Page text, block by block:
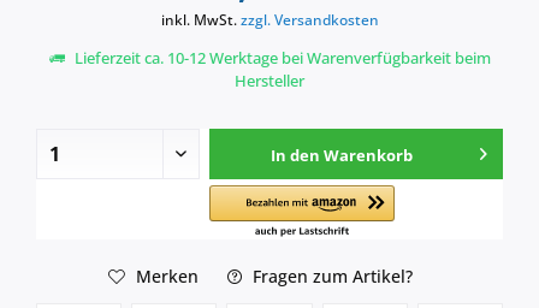
inkl. MwSt.zzgl. Versandkosten
Lieferzeit ca. 10-12 Werktage bei Warenverfügbarkeit beim
Hersteller
In den Warenkorb
Merken Fragen zum Artikel?